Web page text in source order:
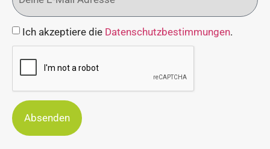
Ich akzeptiere die Datenschutzbestimmungen.
Absenden